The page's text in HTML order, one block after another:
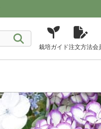
栽培ガイド注文方法会